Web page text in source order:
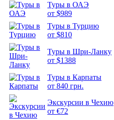
Туры в ОАЭ
от $989
Туры в Турцию
от $810
Туры в Шри-Ланку
от $1388
Туры в Карпаты
от 840 грн.
Экскурсии в Чехию
от €72